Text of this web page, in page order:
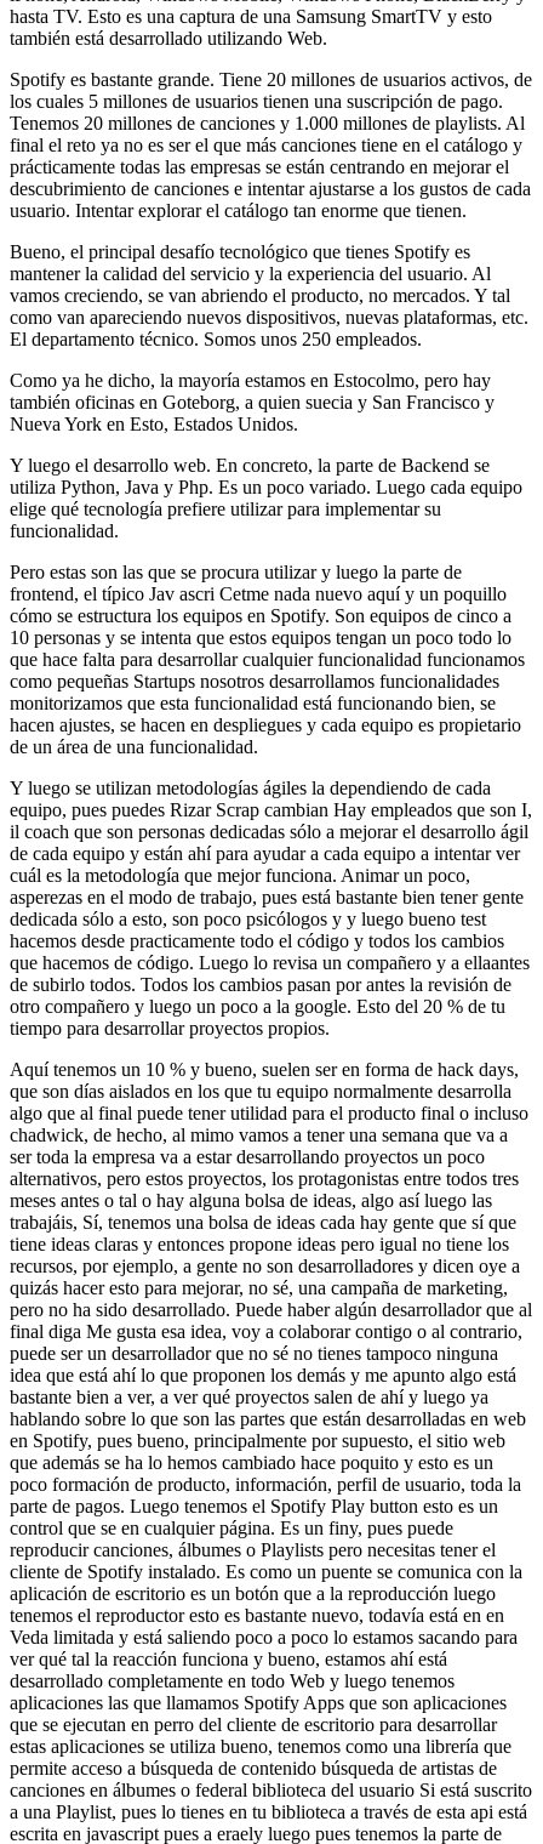
hasta TV. Esto es una captura de una Samsung SmartTV y esto
también está desarrollado utilizando Web.
Spotify es bastante grande. Tiene 20 millones de usuarios activos, de
los cuales 5 millones de usuarios tienen una suscripción de pago.
Tenemos 20 millones de canciones y 1.000 millones de playlists. Al
final el reto ya no es ser el que más canciones tiene en el catálogo y
prácticamente todas las empresas se están centrando en mejorar el
descubrimiento de canciones e intentar ajustarse a los gustos de cada
usuario. Intentar explorar el catálogo tan enorme que tienen.
Bueno, el principal desafío tecnológico que tienes Spotify es
mantener la calidad del servicio y la experiencia del usuario. Al
vamos creciendo, se van abriendo el producto, no mercados. Y tal
como van apareciendo nuevos dispositivos, nuevas plataformas, etc.
El departamento técnico. Somos unos 250 empleados.
Como ya he dicho, la mayoría estamos en Estocolmo, pero hay
también oficinas en Goteborg, a quien suecia y San Francisco y
Nueva York en Esto, Estados Unidos.
Y luego el desarrollo web. En concreto, la parte de Backend se
utiliza Python, Java y Php. Es un poco variado. Luego cada equipo
elige qué tecnología prefiere utilizar para implementar su
funcionalidad.
Pero estas son las que se procura utilizar y luego la parte de
frontend, el típico Jav ascri Cetme nada nuevo aquí y un poquillo
cómo se estructura los equipos en Spotify. Son equipos de cinco a
10 personas y se intenta que estos equipos tengan un poco todo lo
que hace falta para desarrollar cualquier funcionalidad funcionamos
como pequeñas Startups nosotros desarrollamos funcionalidades
monitorizamos que esta funcionalidad está funcionando bien, se
hacen ajustes, se hacen en despliegues y cada equipo es propietario
de un área de una funcionalidad.
Y luego se utilizan metodologías ágiles la dependiendo de cada
equipo, pues puedes Rizar Scrap cambian Hay empleados que son I,
il coach que son personas dedicadas sólo a mejorar el desarrollo ágil
de cada equipo y están ahí para ayudar a cada equipo a intentar ver
cuál es la metodología que mejor funciona. Animar un poco,
asperezas en el modo de trabajo, pues está bastante bien tener gente
dedicada sólo a esto, son poco psicólogos y y luego bueno test
hacemos desde practicamente todo el código y todos los cambios
que hacemos de código. Luego lo revisa un compañero y a ellaantes
de subirlo todos. Todos los cambios pasan por antes la revisión de
otro compañero y luego un poco a la google. Esto del 20 % de tu
tiempo para desarrollar proyectos propios.
Aquí tenemos un 10 % y bueno, suelen ser en forma de hack days,
que son días aislados en los que tu equipo normalmente desarrolla
algo que al final puede tener utilidad para el producto final o incluso
chadwick, de hecho, al mimo vamos a tener una semana que va a
ser toda la empresa va a estar desarrollando proyectos un poco
alternativos, pero estos proyectos, los protagonistas entre todos tres
meses antes o tal o hay alguna bolsa de ideas, algo así luego las
trabajáis, Sí, tenemos una bolsa de ideas cada hay gente que sí que
tiene ideas claras y entonces propone ideas pero igual no tiene los
recursos, por ejemplo, a gente no son desarrolladores y dicen oye a
quizás hacer esto para mejorar, no sé, una campaña de marketing,
pero no ha sido desarrollado. Puede haber algún desarrollador que al
final diga Me gusta esa idea, voy a colaborar contigo o al contrario,
puede ser un desarrollador que no sé no tienes tampoco ninguna
idea que está ahí lo que proponen los demás y me apunto algo está
bastante bien a ver, a ver qué proyectos salen de ahí y luego ya
hablando sobre lo que son las partes que están desarrolladas en web
en Spotify, pues bueno, principalmente por supuesto, el sitio web
que además se ha lo hemos cambiado hace poquito y esto es un
poco formación de producto, información, perfil de usuario, toda la
parte de pagos. Luego tenemos el Spotify Play button esto es un
control que se en cualquier página. Es un finy, pues puede
reproducir canciones, álbumes o Playlists pero necesitas tener el
cliente de Spotify instalado. Es como un puente se comunica con la
aplicación de escritorio es un botón que a la reproducción luego
tenemos el reproductor esto es bastante nuevo, todavía está en en
Veda limitada y está saliendo poco a poco lo estamos sacando para
ver qué tal la reacción funciona y bueno, estamos ahí está
desarrollado completamente en todo Web y luego tenemos
aplicaciones las que llamamos Spotify Apps que son aplicaciones
que se ejecutan en perro del cliente de escritorio para desarrollar
estas aplicaciones se utiliza bueno, tenemos como una librería que
permite acceso a búsqueda de contenido búsqueda de artistas de
canciones en álbumes o federal biblioteca del usuario Si está suscrito
a una Playlist, pues lo tienes en tu biblioteca a través de esta api está
escrita en javascript pues a eraely luego pues tenemos la parte de